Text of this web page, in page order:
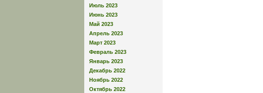
Июль 2023
Июнь 2023
Май 2023
Апрель 2023
Март 2023
Февраль 2023
Январь 2023
Декабрь 2022
Ноябрь 2022
Октябрь 2022